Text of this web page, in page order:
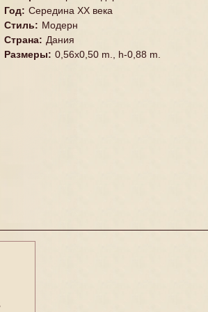
Год: Середина XX векa
Стиль: Модерн
Страна: Дания
Размеры: 0,56x0,50 m., h-0,88 m.